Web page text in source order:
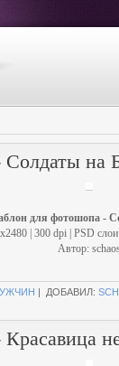
на
для фотошопа -
| 300 dpi | PSD
Автор:
| ДОБАВИЛ: